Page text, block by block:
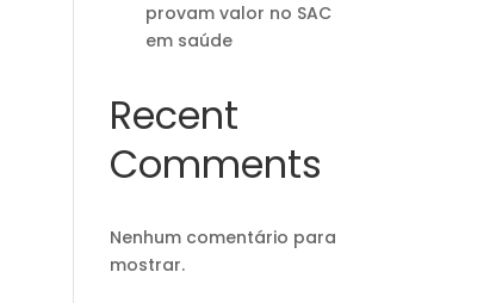
provam valor no SAC
em saúde
Recent
Comments
Nenhum comentário para
mostrar.